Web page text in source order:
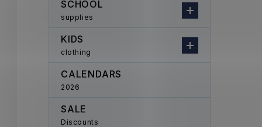
SCHOOL
supplies
KIDS
clothing
CALENDARS
2026
SALE
Discounts